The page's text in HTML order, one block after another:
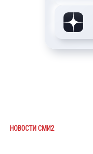
НОВОСТИ СМИ2